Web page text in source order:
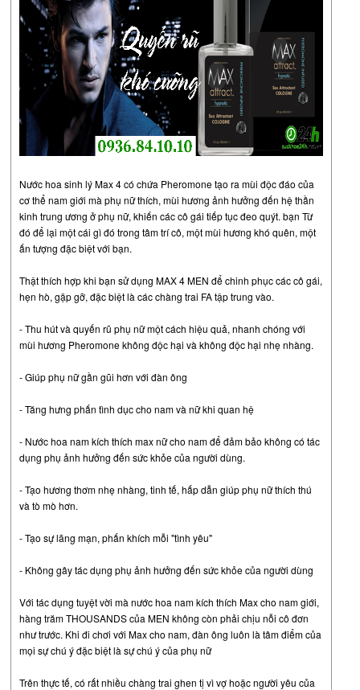
Nước hoa sinh lý Max 4 có chứa Pheromone tạo ra mùi độc đáo của
cơ thể nam giới mà phụ nữ thích, mùi hương ảnh hưởng đến hệ thần
kinh trung ương ở phụ nữ, khiến các cô gái tiếp tục đeo quýt. bạn Từ
đó để lại một cái gì đó trong tâm trí cô, một mùi hương khó quên, một
ấn tượng đặc biệt với bạn.
Thật thích hợp khi bạn sử dụng MAX 4 MEN để chinh phục các cô gái,
hẹn hò, gặp gỡ, đặc biệt là các chàng trai FA tập trung vào.
- Thu hút và quyến rũ phụ nữ một cách hiệu quả, nhanh chóng với
mùi hương Pheromone không độc hại và không độc hại nhẹ nhàng.
- Giúp phụ nữ gần gũi hơn với đàn ông
- Tăng hưng phấn tình dục cho nam và nữ khi quan hệ
- Nước hoa nam kích thích max nữ cho nam để đảm bảo không có tác
dụng phụ ảnh hưởng đến sức khỏe của người dùng.
- Tạo hương thơm nhẹ nhàng, tinh tế, hấp dẫn giúp phụ nữ thích thú
và tò mò hơn.
- Tạo sự lãng mạn, phấn khích mỗi "tình yêu"
- Không gây tác dụng phụ ảnh hưởng đến sức khỏe của người dùng
Với tác dụng tuyệt vời mà nước hoa nam kích thích Max cho nam giới,
hàng trăm THOUSANDS của MEN không còn phải chịu nỗi cô đơn
như trước. Khi đi chơi với Max cho nam, đàn ông luôn là tâm điểm của
mọi sự chú ý đặc biệt là sự chú ý của phụ nữ
Trên thực tế, có rất nhiều chàng trai ghen tị vì vợ hoặc người yêu của